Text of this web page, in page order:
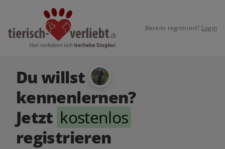
Bereits registriert? Login
Du willst
kennenlernen?
Jetzt kostenlos
registrieren